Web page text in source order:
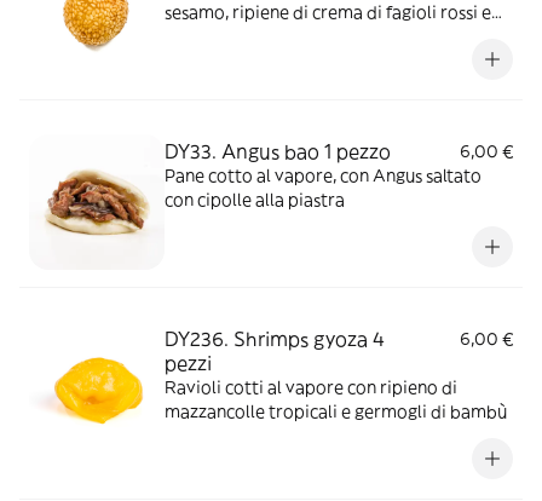
sesamo, ripiene di crema di fagioli rossi e
DY33. Angus bao 1 pezzo
6,00 €
Pane cotto al vapore, con Angus saltato
con cipolle alla piastra
DY236. Shrimps gyoza 4
pezzi
6,00 €
Ravioli cotti al vapore con ripieno di
mazzancolle tropicali e germogli di bambù